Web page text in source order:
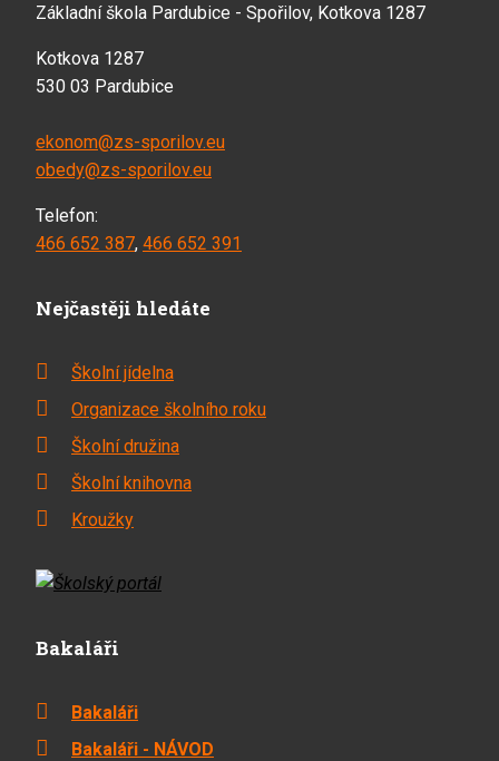
Základní škola Pardubice - Spořilov, Kotkova 1287
Kotkova 1287
530 03 Pardubice
ekonom@zs-sporilov.eu
obedy@zs-sporilov.eu
Telefon:
466 652 387, 466 652 391
Nejčastěji hledáte
Školní jídelna
Organizace školního roku
Školní družina
Školní knihovna
Kroužky
Bakaláři
Bakaláři
Bakaláři - NÁVOD